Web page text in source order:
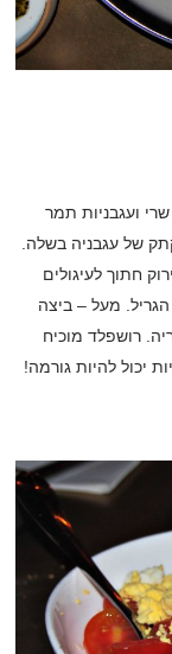
ועגבניות תמר
של עגבניה בשלה.
חתוך לעיגולים
הגריל. מעל – ביצה
רושפלד מוכיח
יכול להיות גורמה!